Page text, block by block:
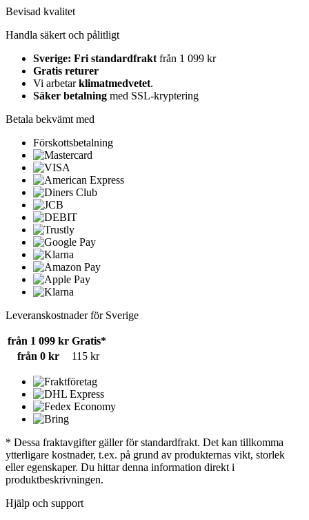
Bevisad kvalitet
Handla säkert och pålitligt
Sverige: Fri standardfrakt från 1 099 kr
Gratis returer
Vi arbetarklimatmedvetet.
Säker betalning med SSL-kryptering
Betala bekvämt med
Förskottsbetalning
Leveranskostnader för Sverige
från 1 099 kr Gratis*
från 0 kr
115 kr
* Dessa fraktavgifter gäller för standardfrakt. Det kan tillkomma
ytterligare kostnader, t.ex. på grund av produkternas vikt, storlek
eller egenskaper. Du hittar denna information direkt i
produktbeskrivningen.
Hjälp och support